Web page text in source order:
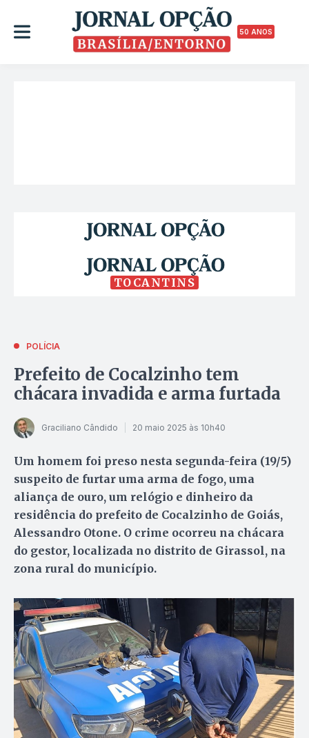
50 ANOS
TOCANTINS
POLÍCIA
Prefeito de Cocalzinho tem
chácara invadida e arma furtada
Graciliano Cândido 20 maio 2025 às 10h40
Um homem foi preso nesta segunda-feira (19/5)
suspeito de furtar uma arma de fogo, uma
aliança de ouro, um relógio e dinheiro da
residência do prefeito de Cocalzinho de Goiás,
Alessandro Otone. O crime ocorreu na chácara
do gestor, localizada no distrito de Girassol, na
zona rural do município.